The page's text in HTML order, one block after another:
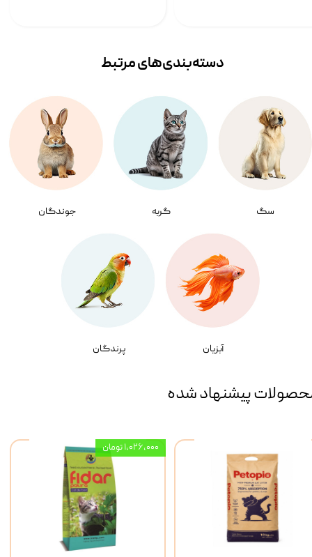
سگ گربه جوندگان
آبزیان پرندگان
دسته‌بندی‌‌های مرتبط
پیشنهاد شده
۱,۰۲۶,۰۰۰ تومان